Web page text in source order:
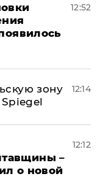
12:52
зону
12:14
–
о новой
12:12